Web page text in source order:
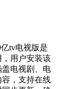
亿tv电视版是
用户安装该
电视剧、电
，支持在线